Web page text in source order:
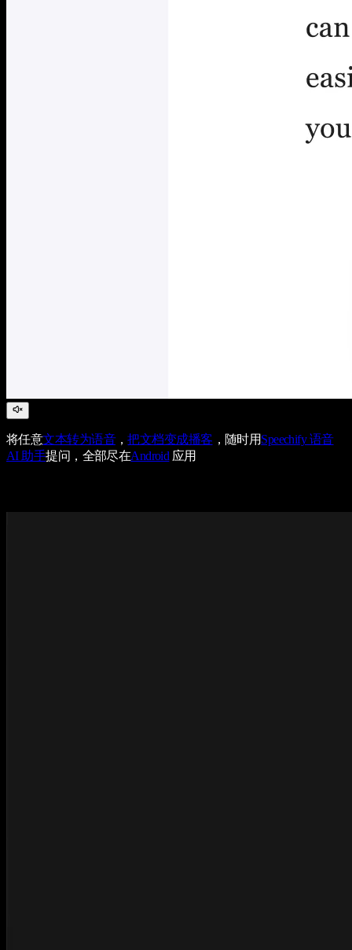
将任意文本转为语音，把文档变成播客 ，随时用Speechify 语音
AI 助手提问，全部尽在Android 应用